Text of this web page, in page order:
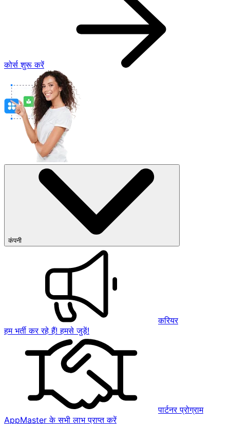
कोर्स शुरू करें
कंपनी
करियर
हम भर्ती कर रहे हैं! हमसे जुड़ें!
पार्टनर प्रोग्राम
AppMaster के सभी लाभ प्राप्त करें